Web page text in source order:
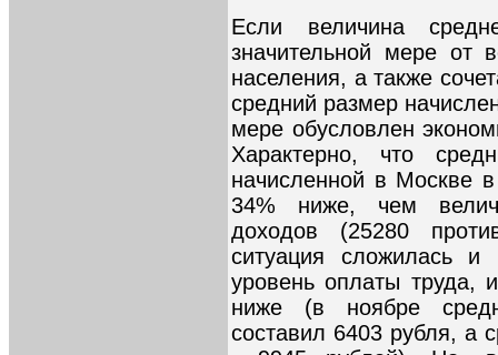
Если величина
значительной мере от
населения, а также
средний размер
мере обусловлен
Характерно, что
начисленной в Москве
34% ниже, чем
доходов (25280
ситуация сложилась и
уровень оплаты труда,
ниже (в ноябре
составил 6403 рубля, а